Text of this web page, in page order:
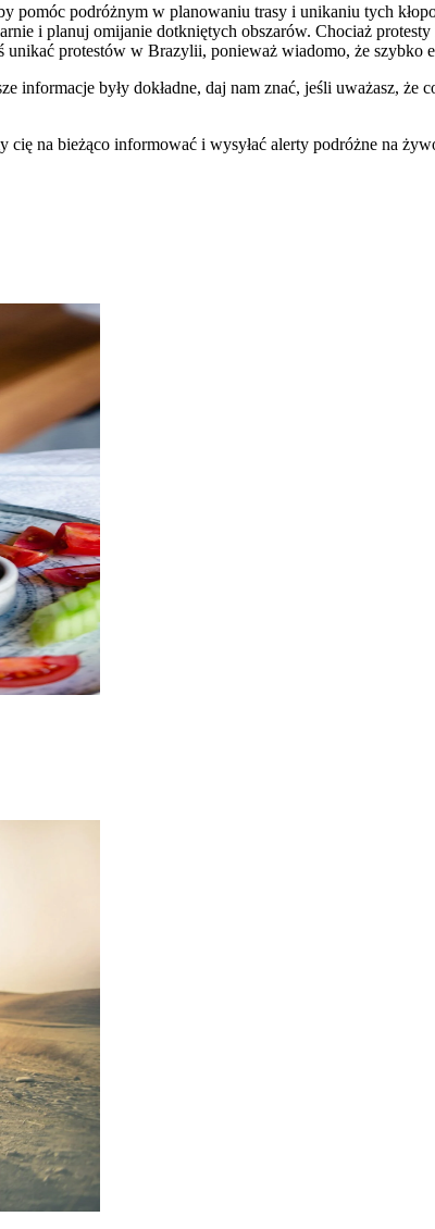
pomóc podróżnym w planowaniu trasy i unikaniu tych
i planuj omijanie dotkniętych obszarów. Chociaż
protestów w Brazylii, ponieważ wiadomo, że szybko
informacje były dokładne, daj nam znać, jeśli uważasz, że
cię na bieżąco informować i wysyłać alerty podróżne na